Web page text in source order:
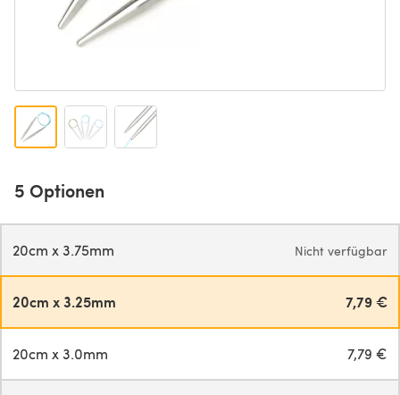
5 Optionen
20cm x 3.75mm Nicht verfügbar
20cm x 3.25mm 7,79 €
20cm x 3.0mm 7,79 €